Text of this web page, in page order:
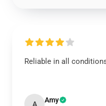
Reliable in all
A Amy